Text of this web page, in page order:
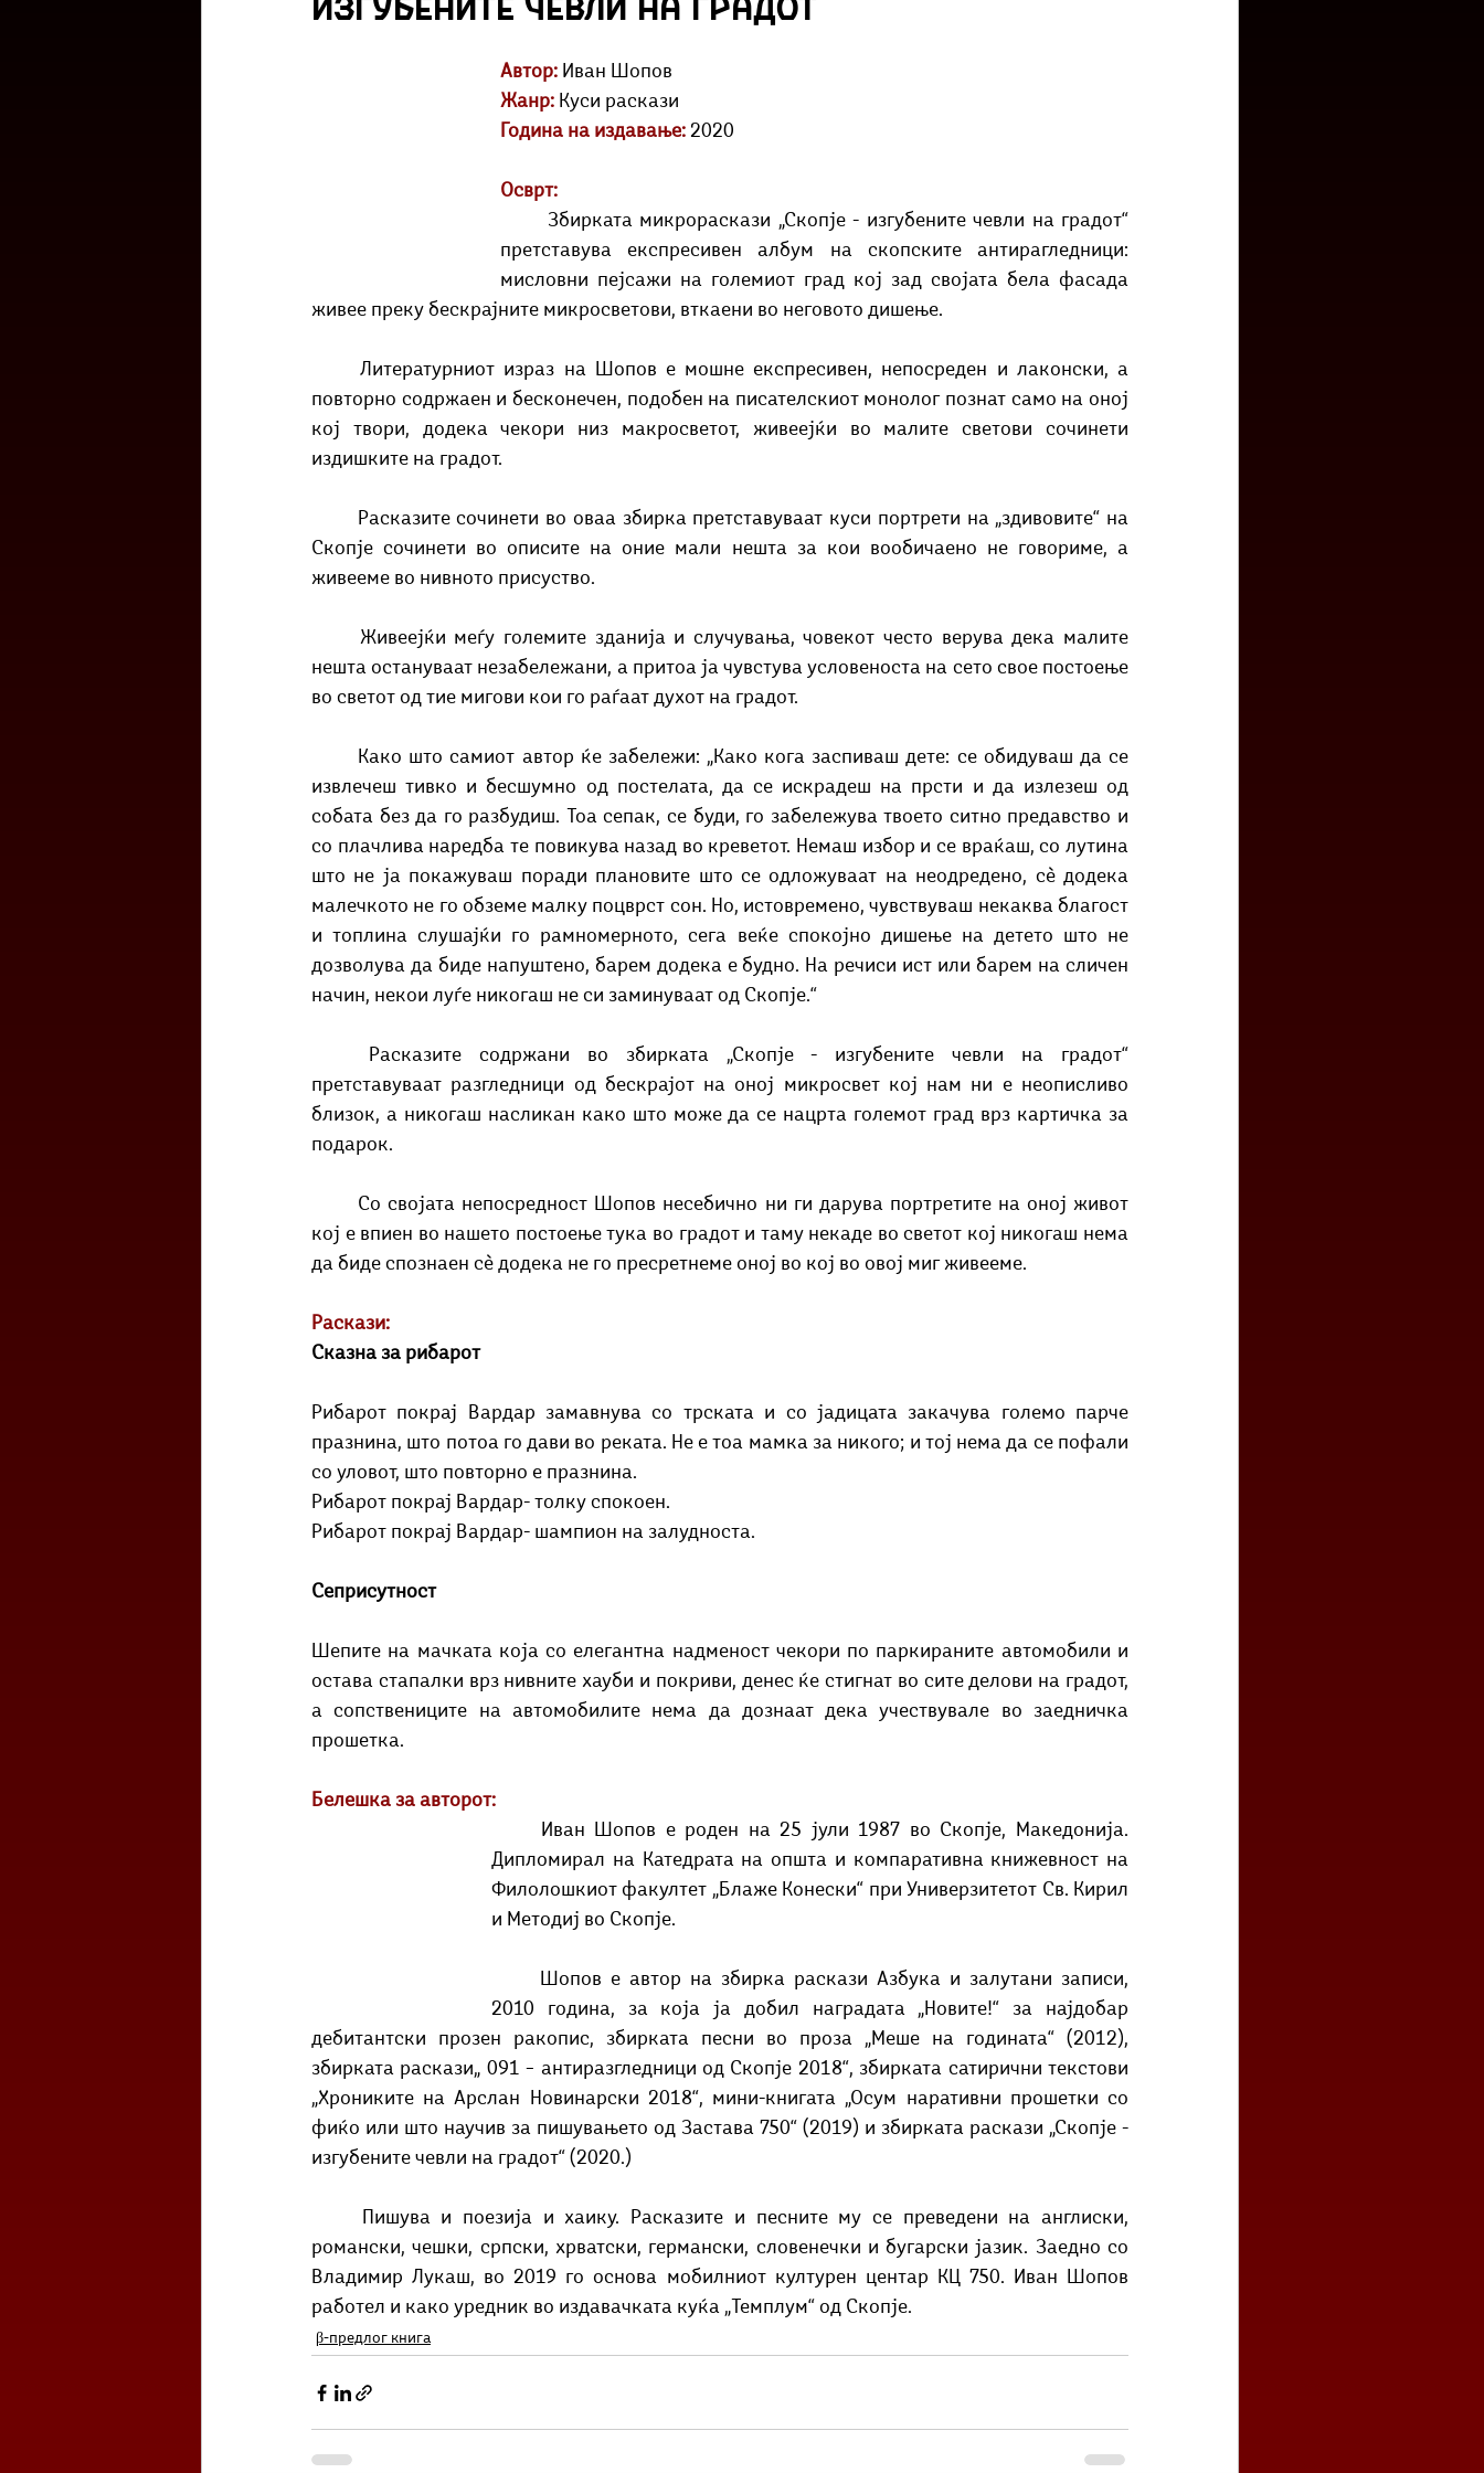
Културоглед Мелемузика Добри гости Скопски поетски фестивал
Автор: Иван Шопов
Жанр: Куси раскази
Година на издавање: 2020
Осврт:
претставува експресивен албум на скопските антирагледници:
мисловни пејсажи на големиот град кој зад својата бела фасада
живее преку бескрајните микросветови, вткаени во неговото дишење.
	Литературниот израз на Шопов е мошне експресивен, непосреден и лаконски, а
повторно содржаен и бесконечен, подобен на писателскиот монолог познат само на оној
кој твори, додека чекори низ макросветот, живеејќи во малите светови сочинети
издишките на градот.
Скопје сочинети во описите на оние мали нешта за кои вообичаено не говориме, а
живееме во нивното присуство.
нешта остануваат незабележани, а притоа ја чувстува условеноста на сето свое постоење
во светот од тие мигови кои го раѓаат духот на градот.
извлечеш тивко и бесшумно од постелата, да се искрадеш на прсти и да излезеш од
собата без да го разбудиш. Тоа сепак, се буди, го забележува твоето ситно предавство и
со плачлива наредба те повикува назад во креветот. Немаш избор и се враќаш, со лутина
што не ја покажуваш поради плановите што се одложуваат на неодредено, сѐ додека
малечкото не го обземе малку поцврст сон. Но, истовремено, чувствуваш некаква благост
и топлина слушајќи го рамномерното, сега веќе спокојно дишење на детето што не
дозволува да биде напуштено, барем додека е будно. На речиси ист или барем на сличен
начин, некои луѓе никогаш не си заминуваат од Скопје.“
претставуваат разгледници од бескрајот на оној микросвет кој нам ни е неописливо
близок, а никогаш насликан како што може да се нацрта големот град врз картичка за
подарок.
кој е впиен во нашето постоење тука во градот и таму некаде во светот кој никогаш нема
да биде спознаен сѐ додека не го пресретнеме оној во кој во овој миг живееме.
Раскази:
Сказна за рибарот
Рибарот покрај Вардар замавнува со трската и со јадицата закачува големо парче
празнина, што потоа го дави во реката. Не е тоа мамка за никого; и тој нема да се пофали
со уловот, што повторно е празнина.
Рибарот покрај Вардар- толку спокоен.
Рибарот покрај Вардар- шампион на залудноста.
Сеприсутност
Шепите на мачката која со елегантна надменост чекори по паркираните автомобили и
остава стапалки врз нивните хауби и покриви, денес ќе стигнат во сите делови на градот,
а сопствениците на автомобилите нема да дознаат дека учествувале во заедничка
прошетка.
Белешка за авторот:
Дипломирал на Катедрата на општа и компаративна книжевност на
Филолошкиот факултет „Блаже Конески“ при Универзитетот Св. Кирил
и Методиј во Скопје.
2010 година, за која ја добил наградата „Новите!“ за најдобар
дебитантски прозен ракопис, збирката песни во проза „Меше на годината“ (2012),
збирката раскази„ 091 – антиразгледници од Скопје 2018“, збирката сатирични текстови
„Хрониките на Арслан Новинарски 2018“, мини-книгата „Осум наративни прошетки со
фиќо или што научив за пишувањето од Застава 750“ (2019) и збирката раскази „Скопје -
изгубените чевли на градот“ (2020.)
романски, чешки, српски, хрватски, германски, словенечки и бугарски јазик. Заедно со
Владимир Лукаш, во 2019 го основа мобилниот културен центар КЦ 750. Иван Шопов
работел и како уредник во издавачката куќа „Темплум“ од Скопје.
β-предлог книга